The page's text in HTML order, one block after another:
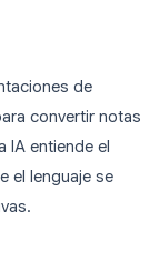
de
convertir notas
IA entiende el
el lenguaje se